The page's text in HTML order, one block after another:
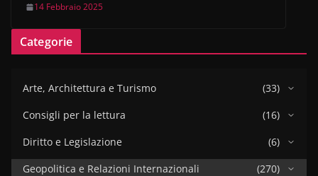
14 Febbraio 2025
Categorie
Arte, Architettura e Turismo
(33)
Consigli per la lettura
(16)
Diritto e Legislazione
(6)
Geopolitica e Relazioni Internazionali
(270)